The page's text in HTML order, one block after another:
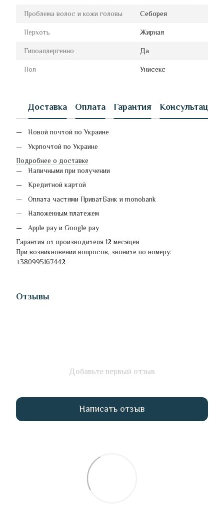
Проблема волос и кожи головы Себорея
Перхоть Жирная
Гипоаллергенно Да
Пол Унисекс
Доставка Оплата Гарантия Консультация
Новой почтой по Украине
Укрпочтой по Украине
Подробнее о доставке
Наличными при получении
Кредитной картой
Оплата частями ПриватБанк и monobank
Наложенным платежем
Apple pay и Google pay
Гарантия от производителя 12 месяцев
При возникновении вопросов, звоните по номеру:
+380995167442
Отзывы
Добавьте первый отзыв
Написать отзыв